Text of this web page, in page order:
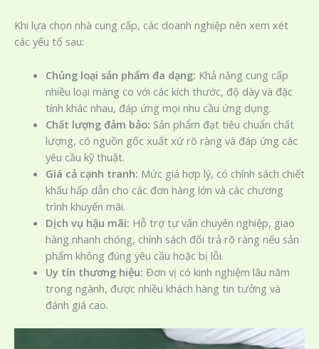
Khi lựa chọn nhà cung cấp, các doanh nghiệp nên xem xét
các yếu tố sau:
Chủng loại sản phẩm đa dạng: Khả năng cung cấp
nhiều loại màng co với các kích thước, độ dày và đặc
tính khác nhau, đáp ứng mọi nhu cầu ứng dụng.
Chất lượng đảm bảo: Sản phẩm đạt tiêu chuẩn chất
lượng, có nguồn gốc xuất xứ rõ ràng và đáp ứng các
yêu cầu kỹ thuật.
Giá cả cạnh tranh: Mức giá hợp lý, có chính sách chiết
khấu hấp dẫn cho các đơn hàng lớn và các chương
trình khuyến mãi.
Dịch vụ hậu mãi: Hỗ trợ tư vấn chuyên nghiệp, giao
hàng nhanh chóng, chính sách đổi trả rõ ràng nếu sản
phẩm không đúng yêu cầu hoặc bị lỗi.
Uy tín thương hiệu: Đơn vị có kinh nghiệm lâu năm
trong ngành, được nhiều khách hàng tin tưởng và
đánh giá cao.